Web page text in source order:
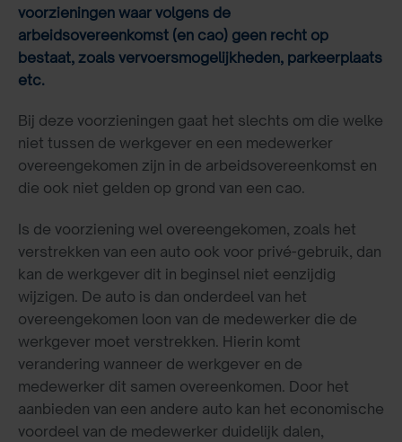
voorzieningen waar volgens de
arbeidsovereenkomst (en cao) geen recht op
bestaat, zoals vervoersmogelijkheden, parkeerplaats
etc.
Bij deze voorzieningen gaat het slechts om die welke
niet tussen de werkgever en een medewerker
overeengekomen zijn in de arbeidsovereenkomst en
die ook niet gelden op grond van een cao.
Is de voorziening wel overeengekomen, zoals het
verstrekken van een auto ook voor privé-gebruik, dan
kan de werkgever dit in beginsel niet eenzijdig
wijzigen. De auto is dan onderdeel van het
overeengekomen loon van de medewerker die de
werkgever moet verstrekken. Hierin komt
verandering wanneer de werkgever en de
medewerker dit samen overeenkomen. Door het
aanbieden van een andere auto kan het economische
voordeel van de medewerker duidelijk dalen,